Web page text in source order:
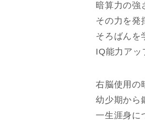
暗算力の強
その力を発
そろばんを
IQ能力アッ
右脳使用の
幼少期から
一生涯身に